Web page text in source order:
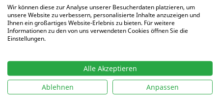
MEHR DAZU
Trainingsplanung Kinder
Wir können diese zur Analyse unserer Besucherdaten platzieren, um
unsere Website zu verbessern, personalisierte Inhalte anzuzeigen und
Ihnen ein großartiges Website-Erlebnis zu bieten. Für weitere
Informationen zu den von uns verwendeten Cookies öffnen Sie die
Einstellungen.
Alle Akzeptieren
Ablehnen
Anpassen